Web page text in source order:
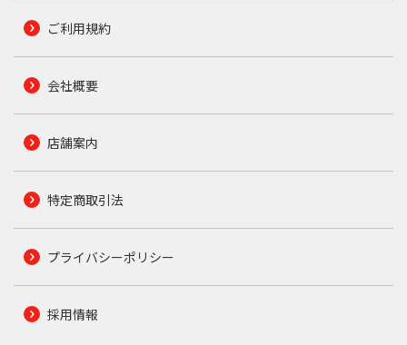
ご利用規約
会社概要
店舗案内
特定商取引法
プライバシーポリシー
採用情報